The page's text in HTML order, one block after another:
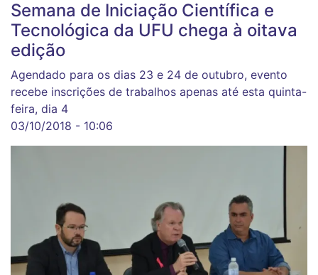
Semana de Iniciação Científica e
Tecnológica da UFU chega à oitava
edição
Agendado para os dias 23 e 24 de outubro, evento
recebe inscrições de trabalhos apenas até esta quinta-
feira, dia 4
03/10/2018 - 10:06